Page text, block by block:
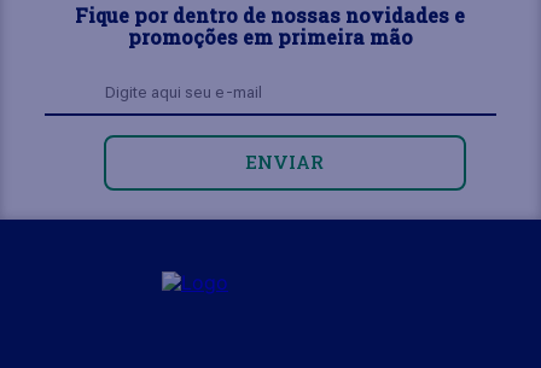
Fique por dentro de nossas novidades e
promoções em primeira mão
ENVIAR